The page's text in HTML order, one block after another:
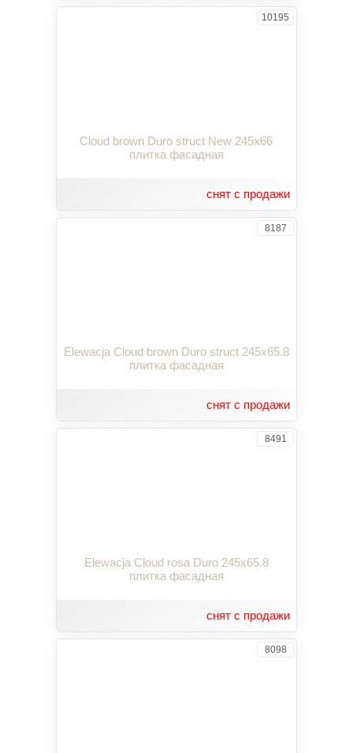
10195
Cloud brown Duro struct New 245x66
плитка фасадная
снят с продажи
8187
Elewacja Cloud brown Duro struct 245x65.8
плитка фасадная
снят с продажи
8491
Elewacja Cloud rosa Duro 245x65.8
плитка фасадная
снят с продажи
8098